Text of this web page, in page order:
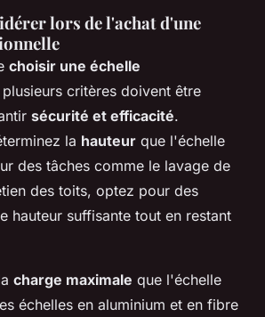
lors de l'achat d'une
choisir une échelle
plusieurs critères doivent être
sécurité et efficacité.
la hauteur que l'échelle
des tâches comme le lavage de
des toits, optez pour des
hauteur suffisante tout en restant
charge maximale que l'échelle
échelles en aluminium et en fibre